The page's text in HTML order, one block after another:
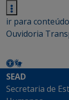
ir para conteúdo
Ouvidoria
SEAD
Secretaria de